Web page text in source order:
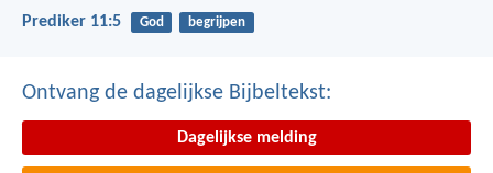
Prediker 11:5 God begrijpen
Ontvang de dagelijkse Bijbeltekst:
Dagelijkse melding